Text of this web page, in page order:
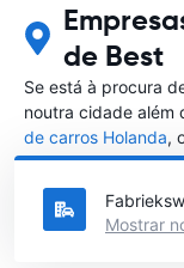
de Best
Se está à procura
noutra cidade além
de carros Holanda,
Holanda que
Mostrar